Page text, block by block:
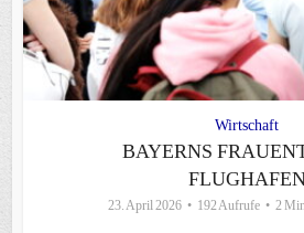
Wirtschaft
BAYERNS
23. April 2026 192 Aufrufe 2